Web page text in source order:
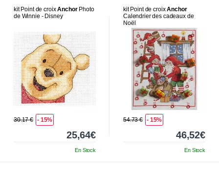
kit Point de croixAnchorPhoto
de Winnie - Disney
30.17 € - 15%
25,64€
En Stock
kit Point de croixAnchor
Calendrier des cadeaux de
Noël
54.73 € - 15%
46,52€
En Stock